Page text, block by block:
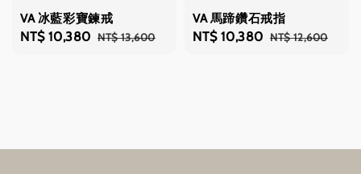
VA 冰藍彩寶鍊戒
Sale
NT$ 10,380 Regular
NT$ 13,600
VA 馬蹄鑽石戒指
Sale
NT$ 10,380 Regular
NT$ 12,600